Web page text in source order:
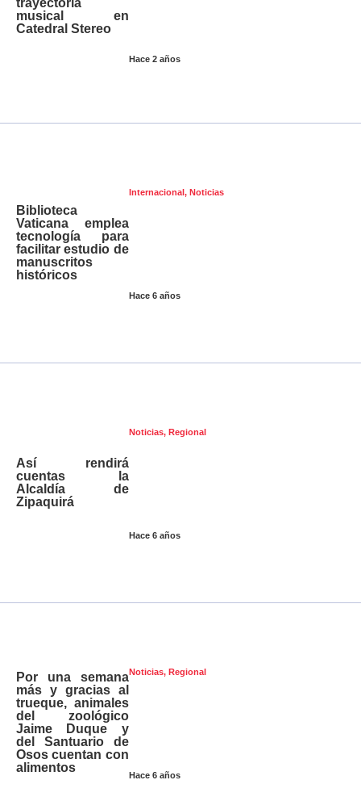
Hace 2 años
trayectoria
musical en
Catedral Stereo
Internacional , Noticias
Hace 6 años
Biblioteca
Vaticana emplea
tecnología para
facilitar estudio de
manuscritos
históricos
Noticias, Regional
Hace 6 años
Así rendirá
cuentas la
Alcaldía de
Zipaquirá
Noticias, Regional
Hace 6 años
Por una semana
más y gracias al
trueque, animales
del zoológico
Jaime Duque y
del Santuario de
Osos cuentan con
alimentos